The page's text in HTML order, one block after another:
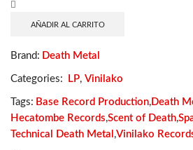
Everlasting
AÑADIR AL CARRITO
Brand: Death Metal
Categories: LP, Vinilako
Tags: Base Record Production, Death
Hecatombe Records,Scent of Death,
Technical Death Metal ,Vinilako